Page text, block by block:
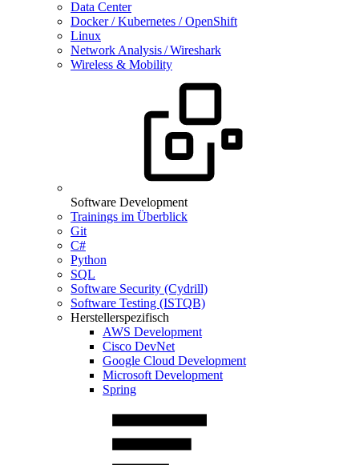
Data Center
Docker / Kubernetes / OpenShift
Linux
Network Analysis / Wireshark
Wireless & Mobility
Software Development
Trainings im Überblick
Git
C#
Python
SQL
Software Security (Cydrill)
Software Testing (ISTQB)
Herstellerspezifisch
AWS Development
Cisco DevNet
Google Cloud Development
Microsoft Development
Spring